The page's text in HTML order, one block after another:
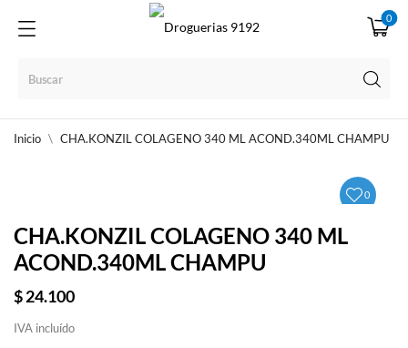
0
Inicio CHA.KONZIL COLAGENO 340 ML ACOND.340ML CHAMPU
0
CHA.KONZIL COLAGENO 340 ML
ACOND.340ML CHAMPU
$ 24.100
IVA incluído